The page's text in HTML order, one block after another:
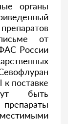
органы
от
России
поставке
быть